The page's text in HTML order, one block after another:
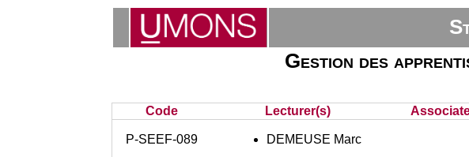
Gestion des
Code Lecturer(s)
P-SEEF-089 DEMEUSE Marc